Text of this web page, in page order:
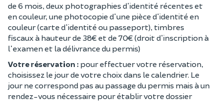
de 6 mois, deux photographies d'identité récentes et
en couleur, une photocopie d'une pièce d'identité en
couleur (carte d'identité ou passeport), timbres
fiscaux à hauteur de 38€ et de 70€ (droit d'inscription à
l'examen et la délivrance du permis)
Votre réservation : pour effectuer votre réservation,
choisissez le jour de votre choix dans le calendrier. Le
jour ne correspond pas au passage du permis mais à un
rendez-vous nécessaire pour établir votre dossier